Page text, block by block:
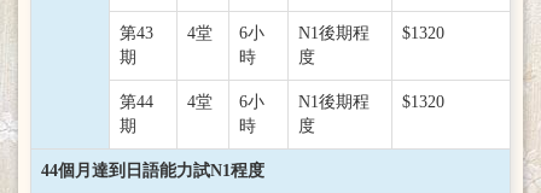
第43
期
4堂
6小
時
N1後期程
度
$1320
第44
期
4堂
6小
時
N1後期程
度
$1320
44個月達到日語能力試N1程度